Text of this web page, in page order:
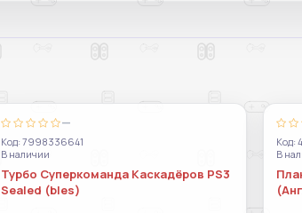
—
Код: 7998336641
В наличии
Турбо Суперкоманда Каскадёров PS3
Sealed (bles)
Код:
В